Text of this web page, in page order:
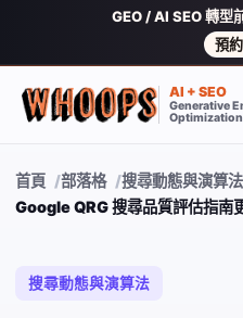
GEO / AI SEO 轉型
預
AI + SEO
Generative
Optimization
首頁 部落格
搜尋動態與演算法
Google QRG 搜尋品質評估指南
搜尋動態與演算法